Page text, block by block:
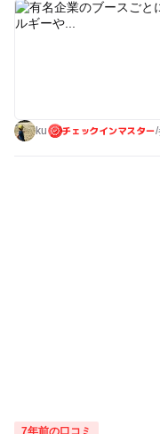
て半日過ごせます。
ku チェックインマスター/
7年前の口コミ